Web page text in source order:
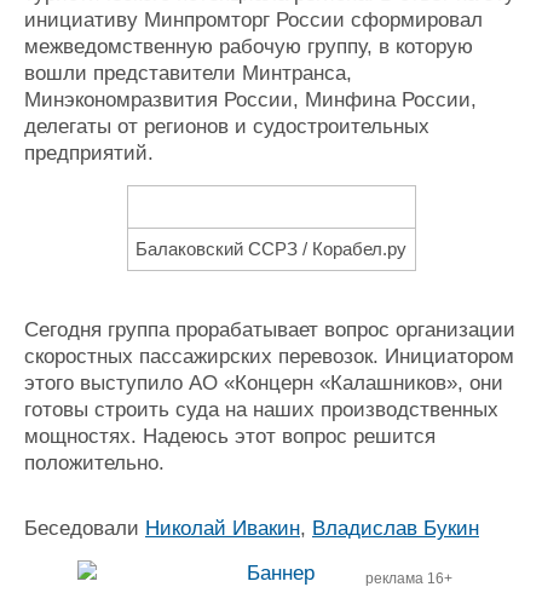
инициативу Минпромторг России сформировал
межведомственную рабочую группу, в которую
вошли представители Минтранса,
Минэкономразвития России, Минфина России,
делегаты от регионов и судостроительных
предприятий.
Балаковский ССРЗ / Корабел.ру
Сегодня группа прорабатывает вопрос организации
скоростных пассажирских перевозок. Инициатором
этого выступило АО «Концерн «Калашников», они
готовы строить суда на наших производственных
мощностях. Надеюсь этот вопрос решится
положительно.
Беседовали Николай Ивакин, Владислав Букин
реклама 16+